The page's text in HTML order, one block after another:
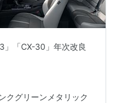
」「CX-30」年次改良
クグリーンメタリック